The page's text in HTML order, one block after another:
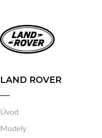
26 000 km
LAND ROVER
Úvod
Modely